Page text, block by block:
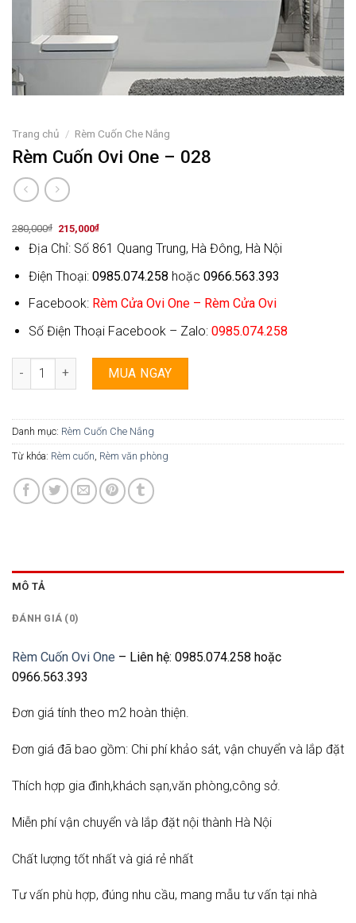
Trang chủ / Rèm Cuốn Che Nắng
Rèm Cuốn Ovi One – 028
280,000₫
Original
price
was:
215,000₫Current
is:
215,000₫.
Địa Chỉ: Số 861 Quang Trung, Hà Đông, Hà Nội
Điện Thoại: 0985.074.258 hoặc 0966.563.393
Facebook: Rèm Cửa Ovi One – Rèm Cửa Ovi
Số Điện Thoại Facebook – Zalo: 0985.074.258
Rèm Cuốn Ovi One - 028 số lượng
MUA NGAY
Danh mục: Rèm Cuốn Che Nắng
Từ khóa: Rèm cuốn Rèm văn phòng
MÔ TẢ
ĐÁNH GIÁ (0)
Rèm Cuốn Ovi One – Liên hệ: 0985.074.258 hoặc
0966.563.393
Đơn giá tính theo m2 hoàn thiện.
Đơn giá đã bao gồm: Chi phí khảo sát, vận chuyển và lắp đặt
Thích hợp gia đình,khách sạn,văn phòng,công sở.
Miễn phí vận chuyển và lắp đặt nội thành Hà Nội
Chất lượng tốt nhất và giá rẻ nhất
Tư vấn phù hợp, đúng nhu cầu, mang mẫu tư vấn tại nhà